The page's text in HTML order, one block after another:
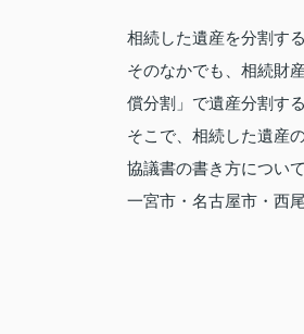
相続した遺産を分割す
そのなかでも、相続財
償分割」で遺産分割す
そこで、相続した遺産
協議書の書き方につい
一宮市・名古屋市・西